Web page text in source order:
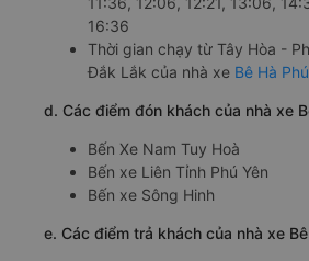
16:36
Thời gian chạy từ Tây Hòa -
Đắk Lắk của nhà xe Bê Hà
d. Các điểm đón khách của nhà xe
Bến Xe Nam Tuy Hoà
Bến xe Liên Tỉnh Phú Yên
Bến xe Sông Hinh
e. Các điểm trả khách của nhà xe